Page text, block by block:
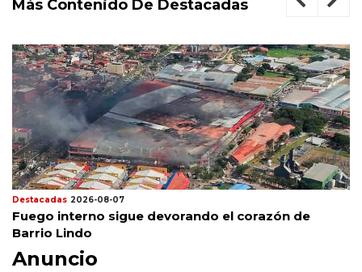
Más Contenido De Destacadas
Destacadas 2026-08-07
Fuego interno sigue devorando el corazón de
Barrio Lindo
Anuncio